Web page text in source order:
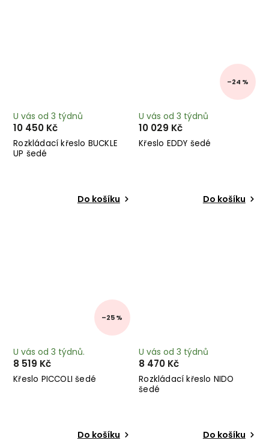
Rozkládací křeslo BUCKLE
UP šedé
U vás od 3 týdnů
10 450 Kč
Do košíku
–24 %
Křeslo EDDY šedé
U vás od 3 týdnů
10 029 Kč
Do košíku
–25 %
Křeslo PICCOLI šedé
U vás od 3 týdnů.
8 519 Kč
Do košíku
Rozkládací křeslo NIDO
šedé
U vás od 3 týdnů
8 470 Kč
Do košíku